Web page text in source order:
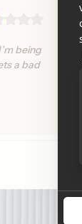
being
a bad